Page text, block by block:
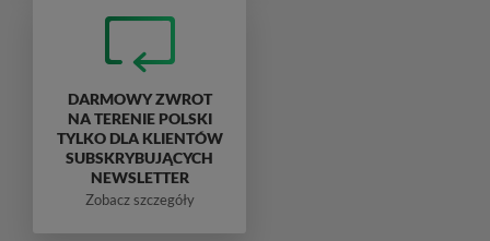
DARMOWY ZWROT
NA TERENIE POLSKI
TYLKO DLA KLIENTÓW
SUBSKRYBUJĄCYCH
NEWSLETTER
Zobacz szczegóły